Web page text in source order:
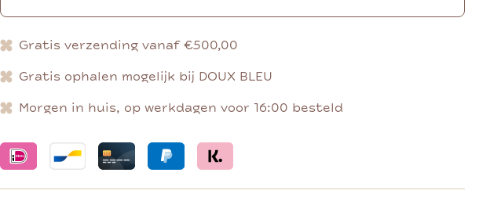
Gratis verzending vanaf €500,00
Gratis ophalen mogelijk bij DOUX BLEU
Morgen in huis, op werkdagen voor 16:00 besteld